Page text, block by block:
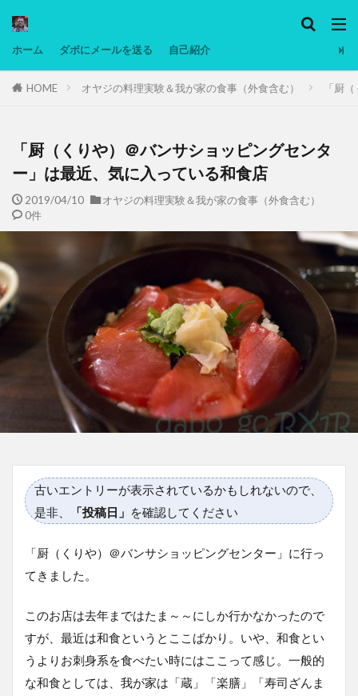
ホーム ダボにメールを送る 自己紹介
HOME オヤジの料理実験＆我が家の食事（外食含む） 「厨
「厨（くりや）＠バンサショッピングセンタ
ー」は最近、気に入っている和食店
2019/04/10
オヤジの料理実験＆我が家の食事（外食含む）
0件
古いエントリーが表示されているかもしれないので、
是非、
「投稿日」 を確認してください
「厨（くりや）＠バンサショッピングセンター」に行っ
てきました。
このお店は去年まではたま～～にしか行かなかったので
すが、最近は和食というとここばかり。いや、和食とい
うよりお刺身系を食べたい時にはここって感じ。一般的
な和食としては、我が家は「蔵」「楽膳」「寿司ざんま
タグ
マレーシア動画
ヨーグルト
低温調理・スロークッカー
低糖質ダイエット
備忘録
動画 日本人村社会 脱水シート